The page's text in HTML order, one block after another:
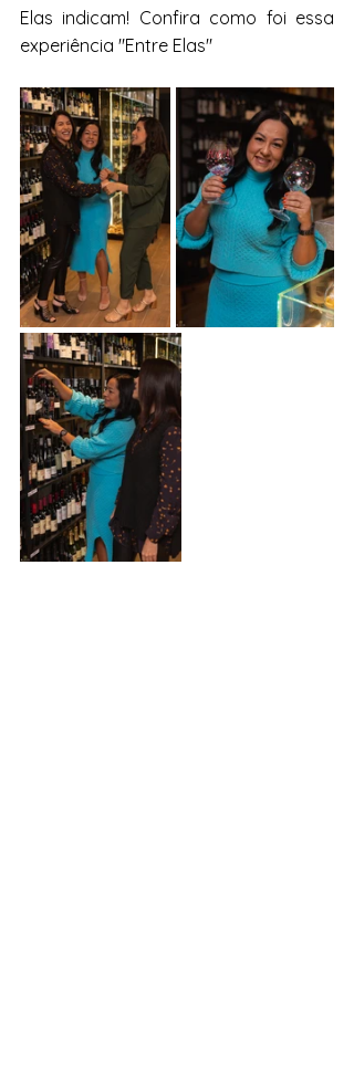
Elas indicam! Confira como foi essa
experiência "Entre Elas"